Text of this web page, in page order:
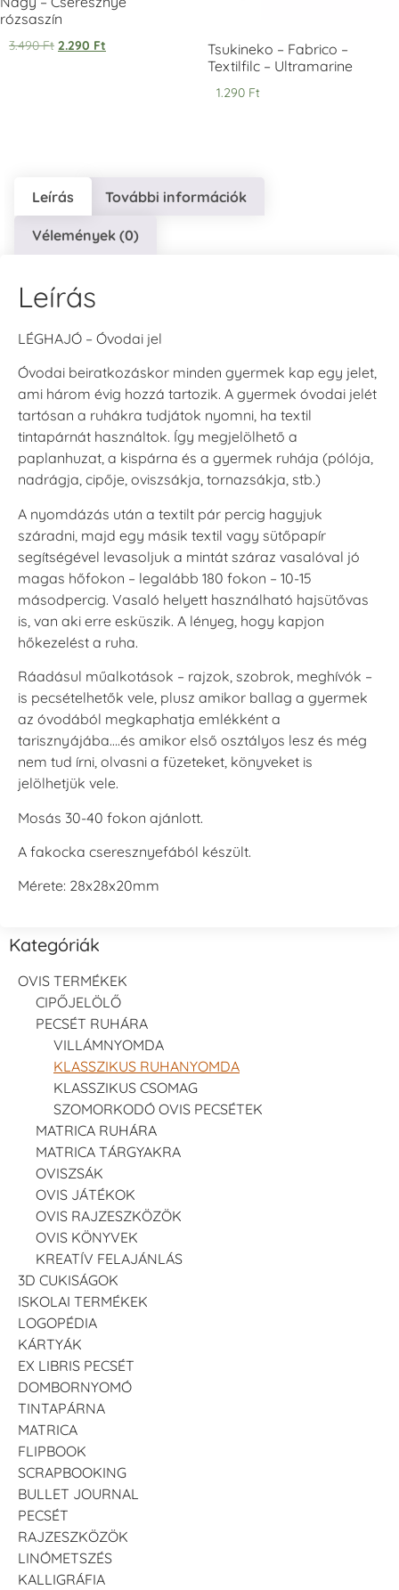
VersaCraft
VersaCraft
Tintapárna -
Ködszürke
VersaCraft
Tintapárna -
Középkék
VersaCraft
Tintapárna - Lila
Mentazöld
VersaCraft
Tintapárna -
Hidegszürke -
VersaCraft
VersaCraft
Tintapárna -
Vízkék
+790 Ft
rózsaszín
3.490Ft 2.290 Ft
Tsukineko – Fabrico –
Textilfilc – Ultramarine
1.290 Ft
Leírás További információk
Vélemények (0)
Leírás
LÉGHAJÓ – Óvodai jel
Óvodai beiratkozáskor minden gyermek kap egy jelet,
ami három évig hozzá tartozik. A gyermek óvodai jelét
tartósan a ruhákra tudjátok nyomni, ha textil
tintapárnát használtok. Így megjelölhető a
paplanhuzat, a kispárna és a gyermek ruhája (pólója,
nadrágja, cipője, oviszsákja, tornazsákja, stb.)
A nyomdázás után a textilt pár percig hagyjuk
száradni, majd egy másik textil vagy sütőpapír
segítségével levasoljuk a mintát száraz vasalóval jó
magas hőfokon – legalább 180 fokon – 10-15
másodpercig. Vasaló helyett használható hajsütővas
is, van aki erre esküszik. A lényeg, hogy kapjon
hőkezelést a ruha.
Ráadásul műalkotások – rajzok, szobrok, meghívók –
is pecsételhetők vele, plusz amikor ballag a gyermek
az óvodából megkaphatja emlékként a
tarisznyájába….és amikor első osztályos lesz és még
nem tud írni, olvasni a füzeteket, könyveket is
jelölhetjük vele.
Mosás 30-40 fokon ajánlott.
A fakocka cseresznyefából készült.
Mérete: 28x28x20mm
Kategóriák
OVIS TERMÉKEK
CIPŐJELÖLŐ
PECSÉT RUHÁRA
VILLÁMNYOMDA
KLASSZIKUS RUHANYOMDA
KLASSZIKUS CSOMAG
SZOMORKODÓ OVIS PECSÉTEK
MATRICA RUHÁRA
MATRICA TÁRGYAKRA
OVISZSÁK
OVIS JÁTÉKOK
OVIS RAJZESZKÖZÖK
OVIS KÖNYVEK
KREATÍV FELAJÁNLÁS
3D CUKISÁGOK
ISKOLAI TERMÉKEK
LOGOPÉDIA
KÁRTYÁK
EX LIBRIS PECSÉT
DOMBORNYOMÓ
TINTAPÁRNA
MATRICA
FLIPBOOK
SCRAPBOOKING
BULLET JOURNAL
PECSÉT
RAJZESZKÖZÖK
LINÓMETSZÉS
KALLIGRÁFIA